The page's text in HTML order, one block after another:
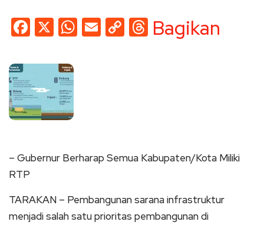
Facebook
X WhatsApp
EmailCopyThreads
Bagikan
– Gubernur Berharap Semua Kabupaten/Kota Miliki
RTP
TARAKAN – Pembangunan sarana infrastruktur
menjadi salah satu prioritas pembangunan di